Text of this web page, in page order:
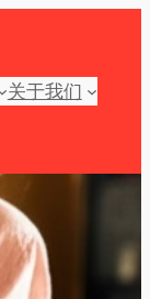
关于我们